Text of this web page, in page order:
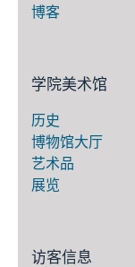
博客
学院美术馆
历史
博物馆大厅
艺术品
展览
访客信息